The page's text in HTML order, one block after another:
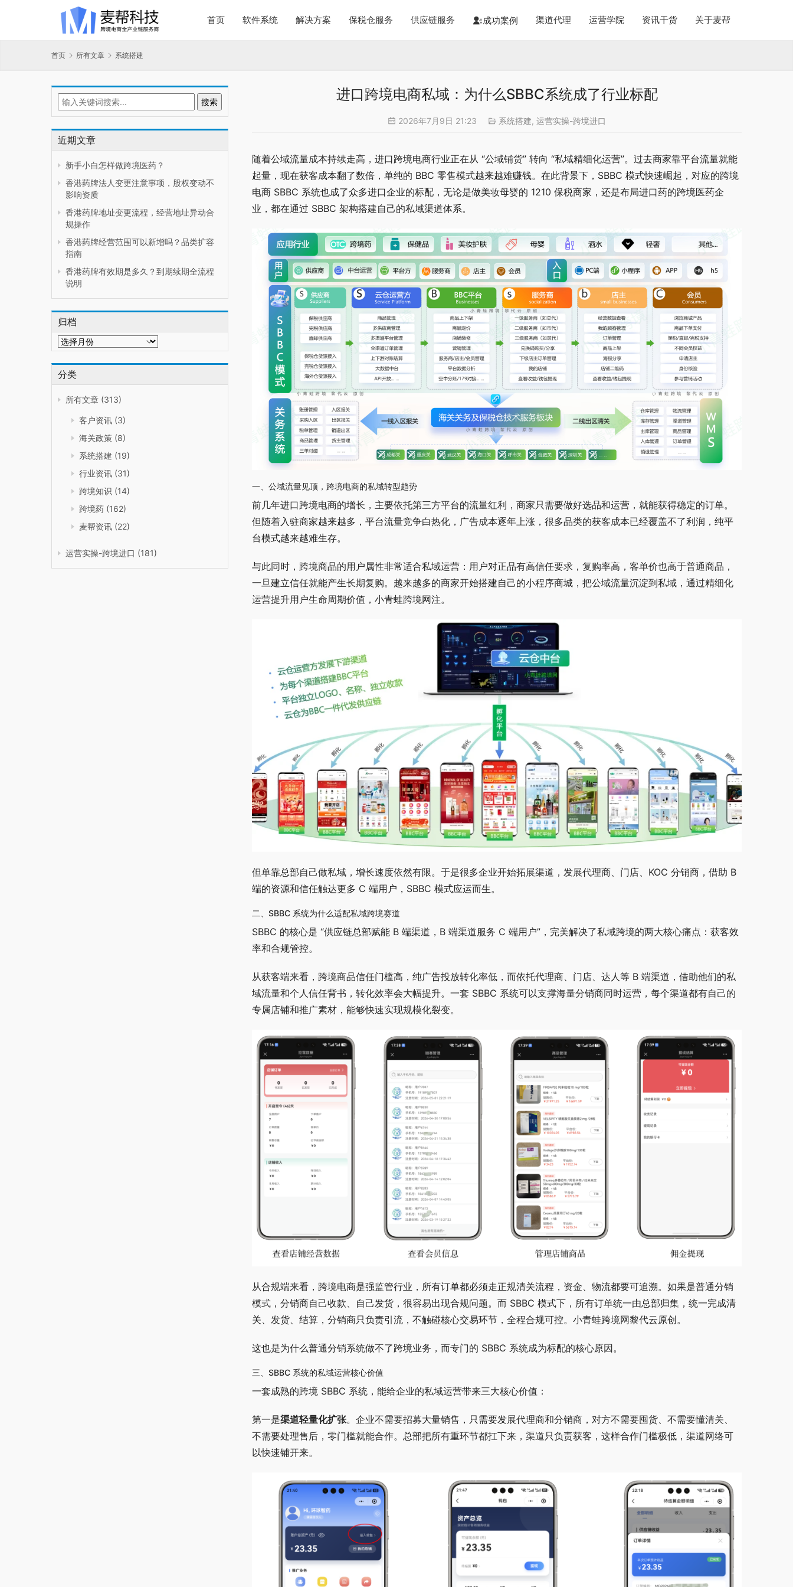
首页 软件系统 解决方案 保税仓服务 供应链服务 成功案例 渠道代理 运营学院 资讯干货 关于麦帮
首页 所有文章 系统搭建
近期文章
新手小白怎样做跨境医药？
香港药牌法人变更注意事项，股权变动不
影响资质
香港药牌地址变更流程，经营地址异动合
规操作
香港药牌经营范围可以新增吗？品类扩容
指南
香港药牌有效期是多久？到期续期全流程
说明
归档
归
档
分类
所有文章 (313)
客户资讯 (3)
海关政策 (8)
系统搭建 (19)
行业资讯 (31)
跨境知识 (14)
跨境药 (162)
麦帮资讯 (22)
运营实操-跨境进口 (181)
进口跨境电商私域：为什么SBBC系统成了行业标配
2026年7月9日 21:23 系统搭建, 运营实操-跨境进口
随着公域流量成本持续走高，进口跨境电商行业正在从 “公域铺货” 转向 “私域精细化运营”。过去商家靠平台流量就能
起量，现在获客成本翻了数倍，单纯的 BBC 零售模式越来越难赚钱。在此背景下，SBBC 模式快速崛起，对应的跨境
电商 SBBC 系统也成了众多进口企业的标配，无论是做美妆母婴的 1210 保税商家，还是布局进口药的跨境医药企
业，都在通过 SBBC 架构搭建自己的私域渠道体系。
一、公域流量见顶，跨境电商的私域转型趋势
前几年进口跨境电商的增长，主要依托第三方平台的流量红利，商家只需要做好选品和运营，就能获得稳定的订单。
但随着入驻商家越来越多，平台流量竞争白热化，广告成本逐年上涨，很多品类的获客成本已经覆盖不了利润，纯平
台模式越来越难生存。
与此同时，跨境商品的用户属性非常适合私域运营：用户对正品有高信任要求，复购率高，客单价也高于普通商品，
一旦建立信任就能产生长期复购。越来越多的商家开始搭建自己的小程序商城，把公域流量沉淀到私域，通过精细化
运营提升用户生命周期价值，小青蛙跨境网注。
但单靠总部自己做私域，增长速度依然有限。于是很多企业开始拓展渠道，发展代理商、门店、KOC 分销商，借助 B
端的资源和信任触达更多 C 端用户，SBBC 模式应运而生。
二、SBBC 系统为什么适配私域跨境赛道
SBBC 的核心是 “供应链总部赋能 B 端渠道，B 端渠道服务 C 端用户”，完美解决了私域跨境的两大核心痛点：获客效
率和合规管控。
从获客端来看，跨境商品信任门槛高，纯广告投放转化率低，而依托代理商、门店、达人等 B 端渠道，借助他们的私
域流量和个人信任背书，转化效率会大幅提升。一套 SBBC 系统可以支撑海量分销商同时运营，每个渠道都有自己的
专属店铺和推广素材，能够快速实现规模化裂变。
从合规端来看，跨境电商是强监管行业，所有订单都必须走正规清关流程，资金、物流都要可追溯。如果是普通分销
模式，分销商自己收款、自己发货，很容易出现合规问题。而 SBBC 模式下，所有订单统一由总部归集，统一完成清
关、发货、结算，分销商只负责引流，不触碰核心交易环节，全程合规可控。小青蛙跨境网黎代云原创。
这也是为什么普通分销系统做不了跨境业务，而专门的 SBBC 系统成为标配的核心原因。
三、SBBC 系统的私域运营核心价值
一套成熟的跨境 SBBC 系统，能给企业的私域运营带来三大核心价值：
第一是渠道轻量化扩张。企业不需要招募大量销售，只需要发展代理商和分销商，对方不需要囤货、不需要懂清关、
不需要处理售后，零门槛就能合作。总部把所有重环节都扛下来，渠道只负责获客，这样合作门槛极低，渠道网络可
以快速铺开来。